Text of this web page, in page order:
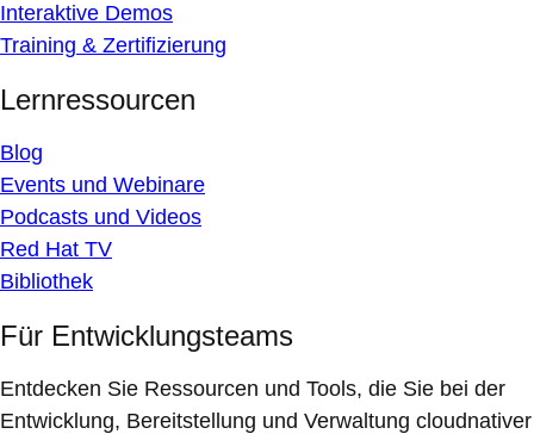
Interaktive Demos
Training & Zertifizierung
Lernressourcen
Blog
Events und Webinare
Podcasts und Videos
Red Hat TV
Bibliothek
Für Entwicklungsteams
Entdecken Sie Ressourcen und Tools, die Sie bei der
Entwicklung, Bereitstellung und Verwaltung cloudnativer